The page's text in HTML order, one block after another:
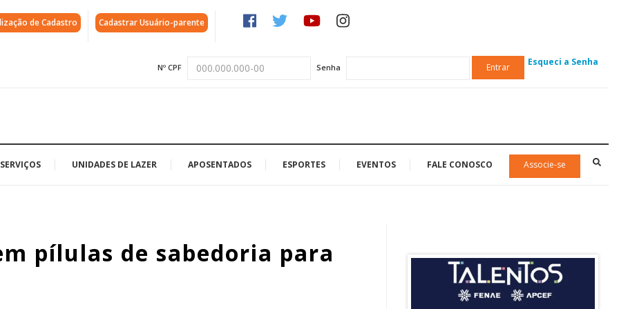
de Cadastro Cadastrar Usuário-parente
Nº CPF Senha Entrar Esqueci a Senha
SERVIÇOS UNIDADES DE LAZER APOSENTADOS ESPORTES EVENTOS FALE CONOSCO Associe-se
pílulas de sabedoria para